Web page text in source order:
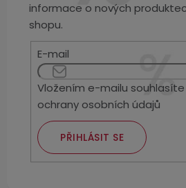
informace o nových
shopu.
E-mail
Vložením e-mailu
ochrany osobních údajů
PŘIHLÁSIT SE